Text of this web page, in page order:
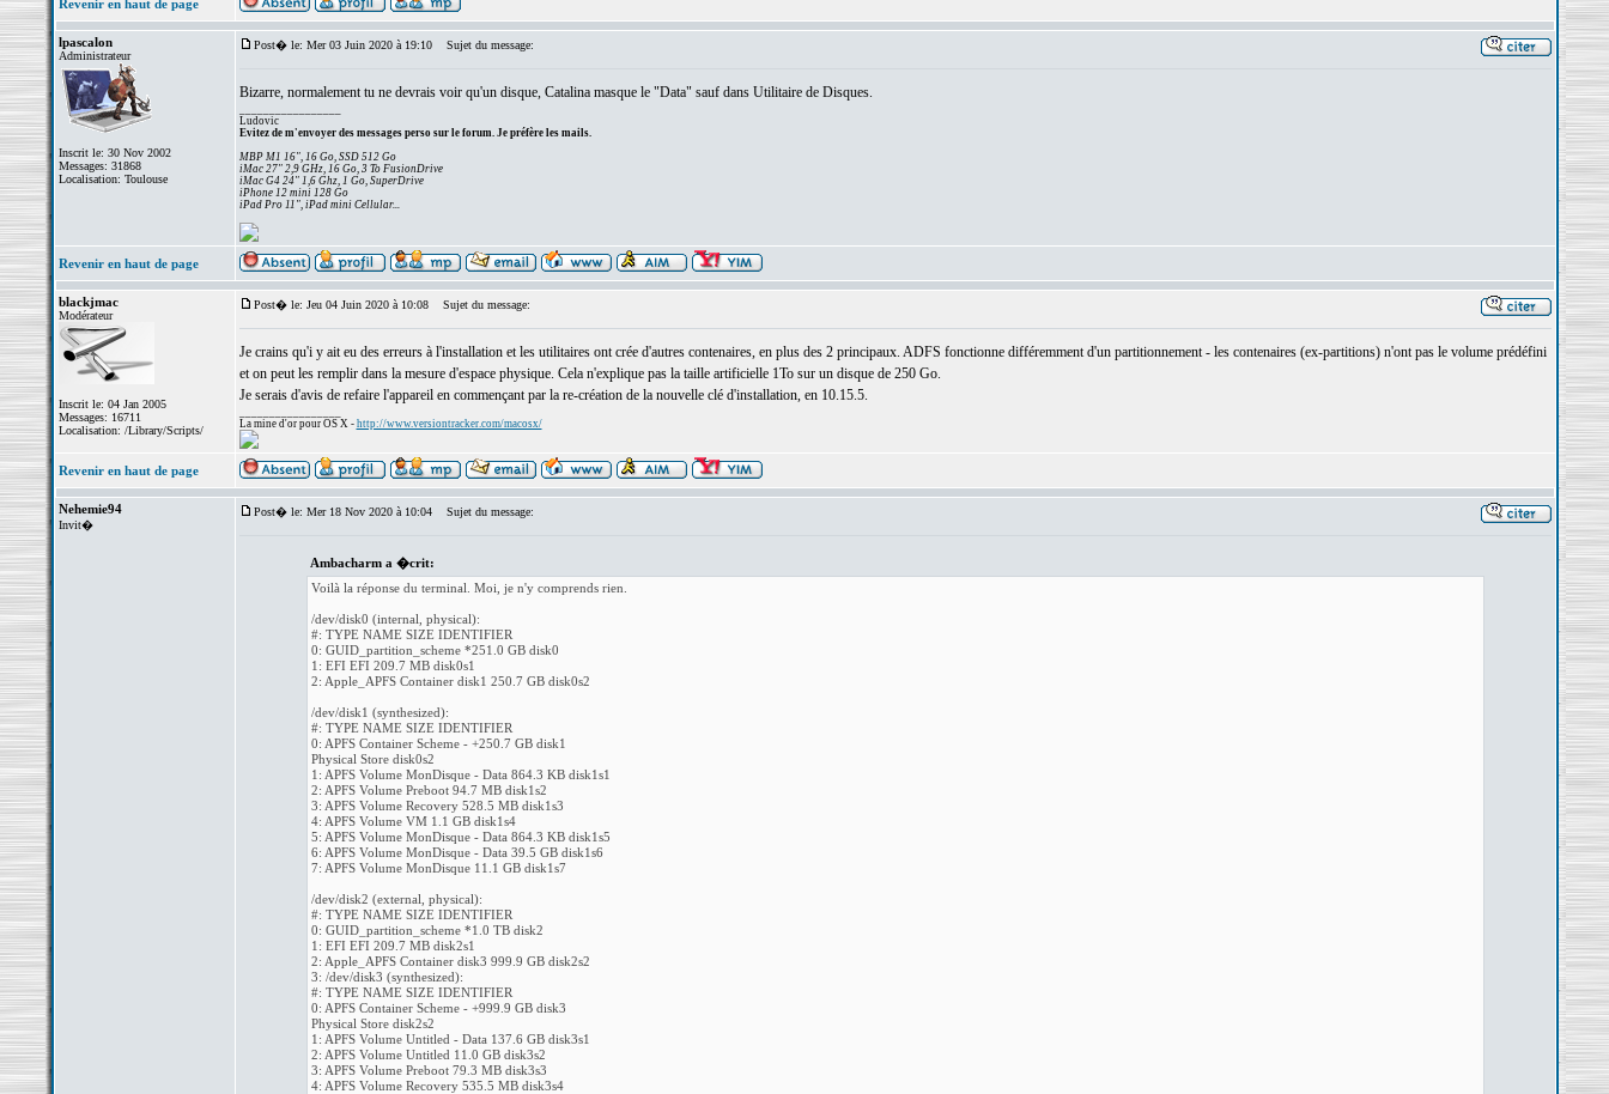
Revenir en haut de page
lpascalon
Administrateur
Inscrit le: 30 Nov 2002
Messages: 31868
Localisation: Toulouse
Post� le: Mer 03 Juin 2020 à 19:10 Sujet du message:
Bizarre, normalement tu ne devrais voir qu'un disque, Catalina masque le "Data" sauf dans Utilitaire de Disques.
Ludovic
Evitez de m'envoyer des messages perso sur le forum. Je préfère les mails.
MBP M1 16", 16 Go, SSD 512 Go
iMac 27" 2,9 GHz, 16 Go, 3 To FusionDrive
iMac G4 24" 1,6 Ghz, 1 Go, SuperDrive
iPhone 12 mini 128 Go
iPad Pro 11", iPad mini Cellular...
Revenir en haut de page
blackjmac
Modérateur
Inscrit le: 04 Jan 2005
Messages: 16711
Localisation: /Library/Scripts/
Post� le: Jeu 04 Juin 2020 à 10:08 Sujet du message:
Je crains qu'i y ait eu des erreurs à l'installation et les utilitaires ont crée d'autres contenaires, en plus des 2 principaux. ADFS fonctionne différemment d'un partitionnement - les contenaires (ex-partitions) n'ont pas le volume prédéfini
et on peut les remplir dans la mesure d'espace physique. Cela n'explique pas la taille artificielle 1To sur un disque de 250 Go.
Je serais d'avis de refaire l'appareil en commençant par la re-création de la nouvelle clé d'installation, en 10.15.5.
La mine d'or pour OS X - http://www.versiontracker.com/macosx/
Revenir en haut de page
Nehemie94
Invit�
Post� le: Mer 18 Nov 2020 à 10:04 Sujet du message:
Ambacharm a �crit:
Voilà la réponse du terminal. Moi, je n'y comprends rien.
/dev/disk0 (internal, physical):
#: TYPE NAME SIZE IDENTIFIER
0: GUID_partition_scheme *251.0 GB disk0
1: EFI EFI 209.7 MB disk0s1
2: Apple_APFS Container disk1 250.7 GB disk0s2
/dev/disk1 (synthesized):
#: TYPE NAME SIZE IDENTIFIER
0: APFS Container Scheme - +250.7 GB disk1
Physical Store disk0s2
1: APFS Volume MonDisque - Data 864.3 KB disk1s1
2: APFS Volume Preboot 94.7 MB disk1s2
3: APFS Volume Recovery 528.5 MB disk1s3
4: APFS Volume VM 1.1 GB disk1s4
5: APFS Volume MonDisque - Data 864.3 KB disk1s5
6: APFS Volume MonDisque - Data 39.5 GB disk1s6
7: APFS Volume MonDisque 11.1 GB disk1s7
/dev/disk2 (external, physical):
#: TYPE NAME SIZE IDENTIFIER
0: GUID_partition_scheme *1.0 TB disk2
1: EFI EFI 209.7 MB disk2s1
2: Apple_APFS Container disk3 999.9 GB disk2s2
3: /dev/disk3 (synthesized):
#: TYPE NAME SIZE IDENTIFIER
0: APFS Container Scheme - +999.9 GB disk3
Physical Store disk2s2
1: APFS Volume Untitled - Data 137.6 GB disk3s1
2: APFS Volume Untitled 11.0 GB disk3s2
3: APFS Volume Preboot 79.3 MB disk3s3
4: APFS Volume Recovery 535.5 MB disk3s4